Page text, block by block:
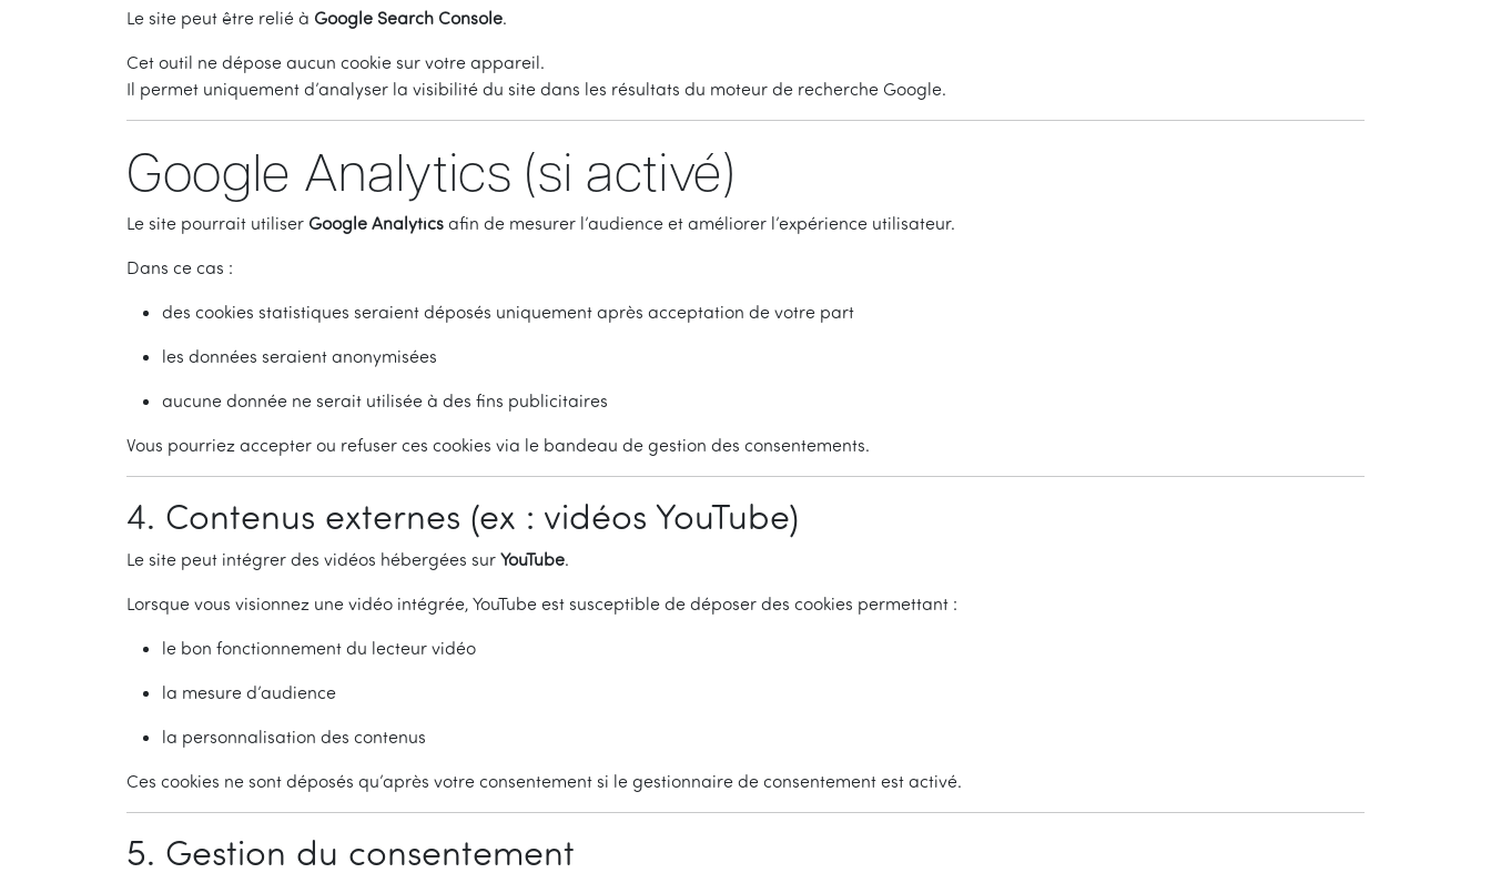
Le site peut être relié à Google Search Console.
Cet outil ne dépose aucun cookie sur votre appareil.
Il permet uniquement d’analyser la visibilité du site dans les résultats du moteur de recherche Google.
Google Analytics (si activé)
Le site pourrait utiliser Google Analytics afin de mesurer l’audience et améliorer l’expérience utilisateur.
Dans ce cas :
des cookies statistiques seraient déposés uniquement après acceptation de votre part
les données seraient anonymisées
aucune donnée ne serait utilisée à des fins publicitaires
Vous pourriez accepter ou refuser ces cookies via le bandeau de gestion des consentements.
4. Contenus externes (ex : vidéos YouTube)
Le site peut intégrer des vidéos hébergées sur YouTube.
Lorsque vous visionnez une vidéo intégrée, YouTube est susceptible de déposer des cookies permettant :
le bon fonctionnement du lecteur vidéo
la mesure d’audience
la personnalisation des contenus
Ces cookies ne sont déposés qu’après votre consentement si le gestionnaire de consentement est activé.
5. Gestion du consentement